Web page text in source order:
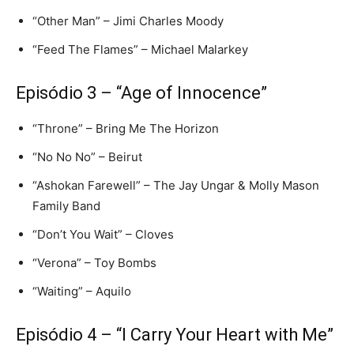
“Other Man” – Jimi Charles Moody
“Feed The Flames” – Michael Malarkey
Episódio 3 – “Age of Innocence”
“Throne” – Bring Me The Horizon
“No No No” – Beirut
“Ashokan Farewell” – The Jay Ungar & Molly Mason
Family Band
“Don’t You Wait” – Cloves
“Verona” – Toy Bombs
“Waiting” – Aquilo
Episódio 4 – “I Carry Your Heart with Me”